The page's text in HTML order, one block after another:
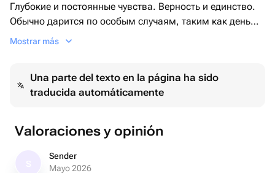
Глубокие и постоянные чувства. Верность и единство.
Обычно дарится по особым случаям, таким как день
рождения, годовщина свадьбы или День святого
Mostrar más
Una parte del texto en la página ha sido
traducida automáticamente
Valoraciones y opinión
Sender
Mayo 2026